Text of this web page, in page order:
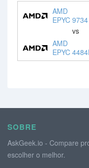
AMD
EPYC 9734
vs
AMD
EPYC
SOBRE
AskGeek.io - Compare
escolher o melhor.